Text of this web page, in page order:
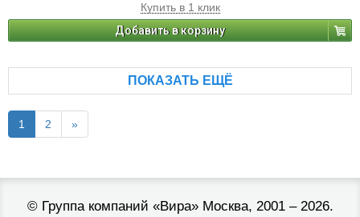
Купить в 1 клик
Добавить в корзину
ПОКАЗАТЬ ЕЩЁ
1 2 »
© Группа компаний «Вира»Москва, 2001 – 2026.